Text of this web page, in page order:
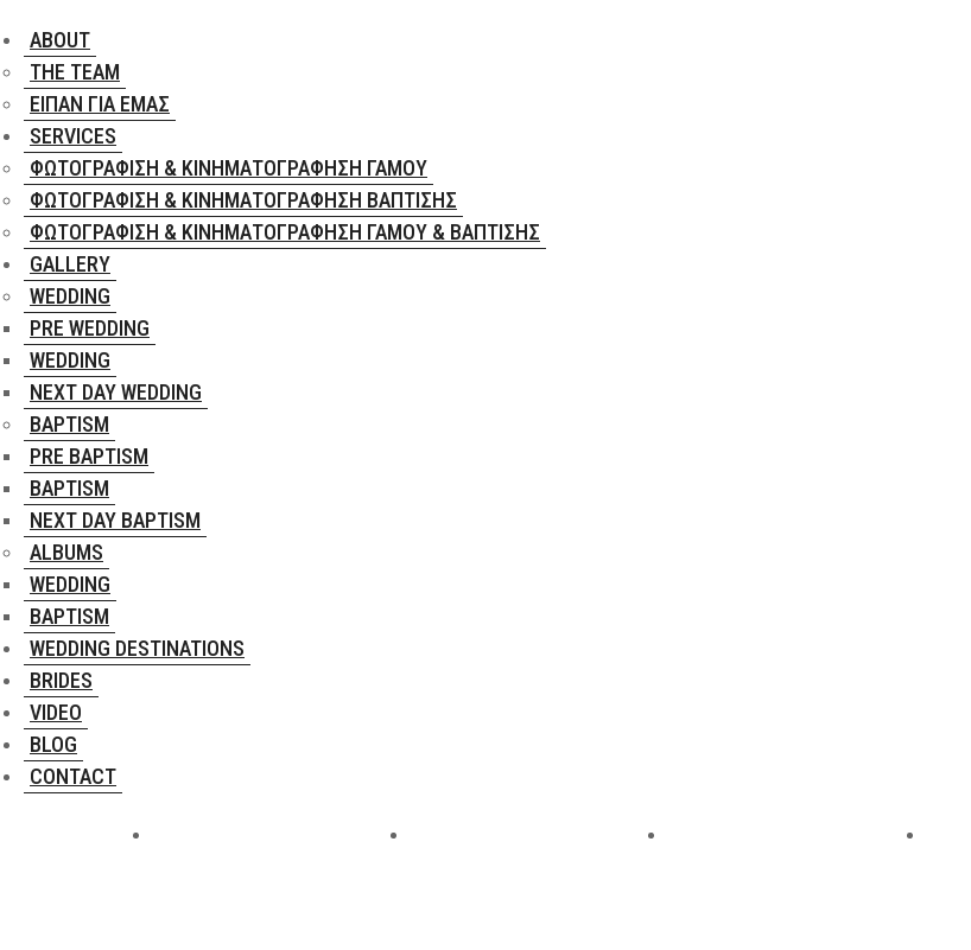
ABOUT
THE TEAM
ΕΊΠΑΝ ΓΙΑ ΕΜΆΣ
SERVICES
ΦΩΤΟΓΡΆΦΙΣΗ & ΚΙΝΗΜΑΤΟΓΡΆΦΗΣΗ ΓΆΜΟΥ
ΦΩΤΟΓΡΆΦΙΣΗ & ΚΙΝΗΜΑΤΟΓΡΆΦΗΣΗ ΒΆΠΤΙΣΗΣ
ΦΩΤΟΓΡΆΦΙΣΗ & ΚΙΝΗΜΑΤΟΓΡΆΦΗΣΗ ΓΆΜΟΥ & ΒΆΠΤΙΣΗΣ
GALLERY
WEDDING
PRE WEDDING
WEDDING
NEXT DAY WEDDING
BAPTISM
PRE BAPTISM
BAPTISM
NEXT DAY BAPTISM
ALBUMS
WEDDING
BAPTISM
WEDDING DESTINATIONS
BRIDES
VIDEO
BLOG
CONTACT